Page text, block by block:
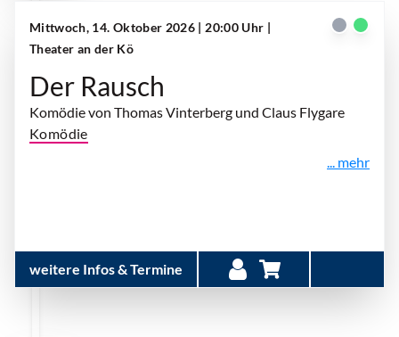
Mittwoch, 14. Oktober 2026 | 20:00 Uhr |
Theater an der Kö
Der Rausch
Komödie von Thomas Vinterberg und Claus Flygare
Komödie
... mehr
weitere Infos & Termine